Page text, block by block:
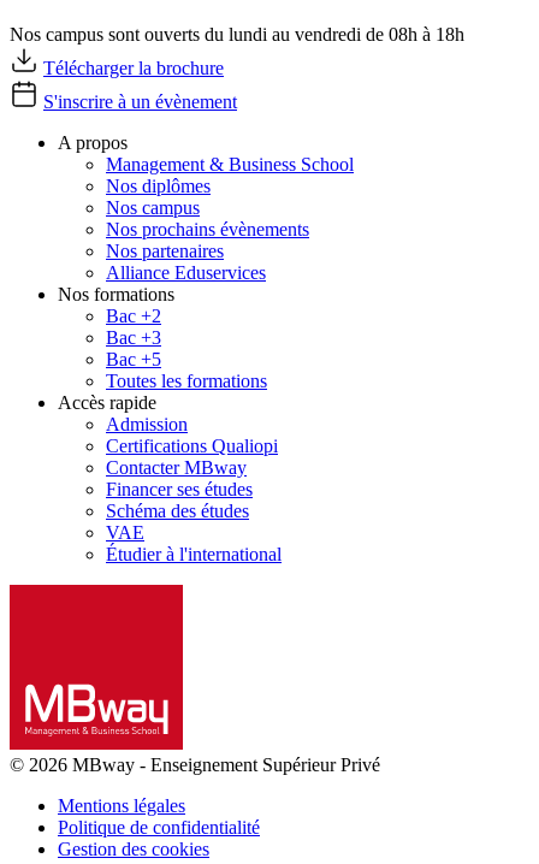
Nos campus sont ouverts du lundi au vendredi de 08h à 18h
Télécharger la brochure
S'inscrire à un évènement
A propos
Management & Business School
Nos diplômes
Nos campus
Nos prochains évènements
Nos partenaires
Alliance Eduservices
Nos formations
Bac +2
Bac +3
Bac +5
Toutes les formations
Accès rapide
Admission
Certifications Qualiopi
Contacter MBway
Financer ses études
Schéma des études
VAE
Étudier à l'international
© 2026 MBway - Enseignement Supérieur Privé
Mentions légales
Politique de confidentialité
Gestion des cookies